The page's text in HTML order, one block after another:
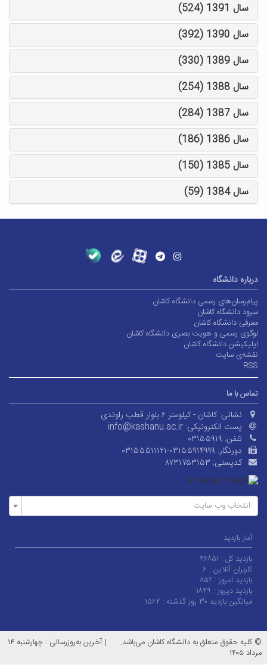
سال 1391 (524)
سال 1390 (392)
سال 1389 (330)
سال 1388 (254)
سال 1387 (284)
سال 1386 (186)
سال 1385 (150)
سال 1384 (59)
درباره دانشگاه
پیام‌رسان‌های رسمی دانشگاه کاشان
سرود دانشگاه کاشان
معرفی دانشگاه کاشان
لوگوی رسمی و هویت بصری دانشگاه کاشان
اپلیکیشن دانشگاه کاشان
نقشه‌ی سایت
RSS
تماس با ما
نشانی: کاشان - کیلومتر ۶ بلوار قطب راوندی
پست الکترونیکی: info@kashanu.ac.ir
تلفن: ۰۳۱۵۵۹۱۹
دورنگار: ۰۳۱۵۵۵۱۱۱۲۱-۰۳۱۵۵۹۱۴۹۹۹
کدپستی: ۸۷۳۱۷۵۳۱۵۳
انتخاب وب سایت
آمار بازدید
بازدید کل : ۴۶۸۵۱
کاربران آنلاین : ۶
بازدید امروز : ۸۵۲
بازدید دیروز : ۱۸۴۹
میانگین بازدید ۳۰ روز گذشته :
۱۵۶۲
© کلیه حقوق متعلق به دانشگاه کاشان می‌باشد. |
آخرین به‌روزرسانی : چهارشنبه ۱۴
مرداد ۱۴۰۵